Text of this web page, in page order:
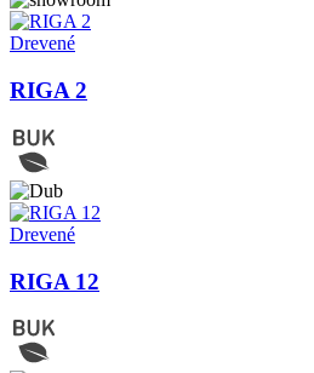
Drevené
RIGA 2
Drevené
RIGA 12